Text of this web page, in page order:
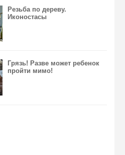
Резьба по дереву.
Иконостасы
Грязь! Разве может ребенок
пройти мимо!